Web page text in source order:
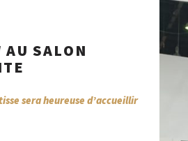
SALON
sera heureuse d’accueillir